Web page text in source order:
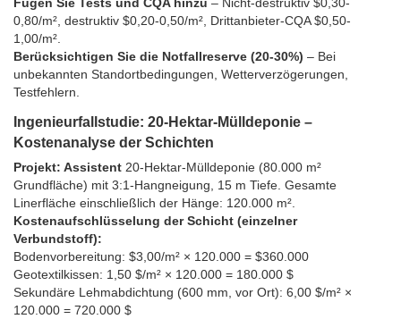
0,80/m², destruktiv $0,20-0,50/m², Drittanbieter-CQA $0,50-
1,00/m².
Berücksichtigen Sie die Notfallreserve (20-30%) – Bei
unbekannten Standortbedingungen, Wetterverzögerungen,
Testfehlern.
Ingenieurfallstudie: 20-Hektar-Mülldeponie –
Kostenanalyse der Schichten
Projekt: Assistent 20-Hektar-Mülldeponie (80.000 m²
Grundfläche) mit 3:1-Hangneigung, 15 m Tiefe. Gesamte
Linerfläche einschließlich der Hänge: 120.000 m².
Kostenaufschlüsselung der Schicht (einzelner
Verbundstoff):
Bodenvorbereitung: $3,00/m² × 120.000 = $360.000
Geotextilkissen: 1,50 $/m² × 120.000 = 180.000 $
Sekundäre Lehmabdichtung (600 mm, vor Ort): 6,00 $/m² ×
120.000 = 720.000 $